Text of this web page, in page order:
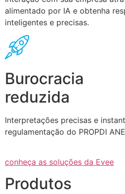
alimentado por IA e obtenha
inteligentes e precisas.
Burocracia
reduzida
Interpretações precisas e
regulamentação do PROPDI
conheça as soluções da Evee
Produtos